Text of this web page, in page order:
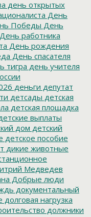
день открытых
День
Победы День
День работника
День рождения
День спасателя
тигра день учителя
деньги депутат
детсады детская
детская площадка
выплаты
дом детский
детское пособие
дикие животные
Медведев
Добрые люди
документальный
долговая нагрузка
должники